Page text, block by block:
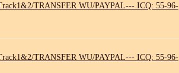
TRANSFER WU/PAYPAL--- ICQ: 55-96-
TRANSFER WU/PAYPAL--- ICQ: 55-96-